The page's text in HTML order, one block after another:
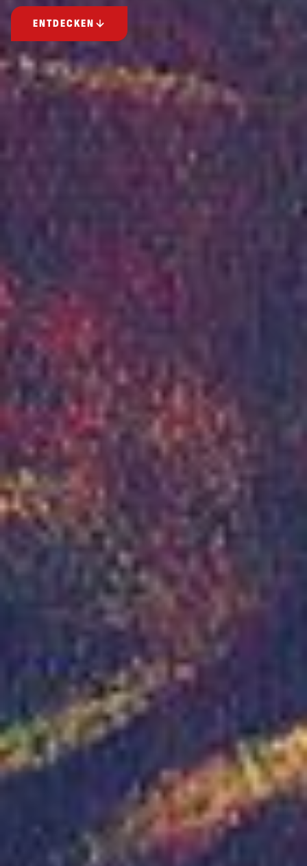
ENTDECKEN